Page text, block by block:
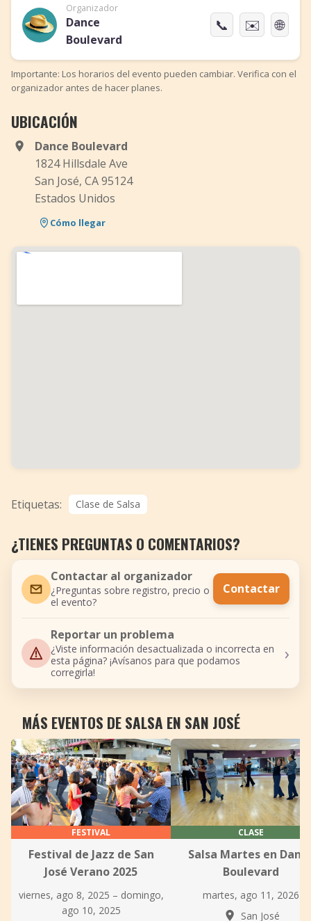
Organizador
Dance
Boulevard
📞 ✉️ 🌐
Importante: Los horarios del evento pueden cambiar. Verifica con el
organizador antes de hacer planes.
UBICACIÓN
Dance Boulevard
1824 Hillsdale Ave
San José, CA 95124
Estados Unidos
Cómo llegar
Etiquetas: Clase de Salsa
¿TIENES PREGUNTAS O COMENTARIOS?
Contactar al organizador
¿Preguntas sobre registro, precio o
el evento?
Contactar
Reportar un problema
¿Viste información desactualizada o incorrecta en
esta página? ¡Avísanos para que podamos
corregirla!
›
MÁS EVENTOS DE SALSA EN SAN JOSÉ
FESTIVAL
Festival de Jazz de San
José Verano 2025
viernes, ago 8, 2025 – domingo,
ago 10, 2025
CLASE
Salsa Martes en
Boulevard
martes, ago 11, 2026
San José